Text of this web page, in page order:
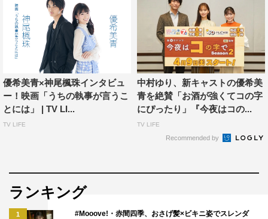
葉を頂いたときは伝えたいことはしっかり伝わったんだな
っていう安心感を得ました。何度見てもそのたびに思いや
りについて考え直そうって思える、本当にすてきな映画に
なっています。
『あまちゃん』メンバーはみんな仲良し！
――『あま
ちゃん』の
GMT（ドラ
マ内で組ま
優希美青×神尾楓珠インタビュ
ー！映画「うちの執事が言うこ
とには」 | TV LI...
TV LIFE
中村ゆり、新キャストの優希美
青を絶賛「お酒が強くてコの字
にぴったり」『今夜はコの...
TV LIFE
Recommended by
ランキング
1
#Mooove!・赤間四季、おさげ髪×ビキニ姿でスレンダ